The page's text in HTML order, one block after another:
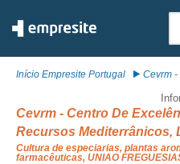
Início Empresite Portugal Cevrm -
Cevrm - Centro De
Recursos Mediterrânicos,
Cultura de especiarias, plantas
farmacêuticas, UNIAO